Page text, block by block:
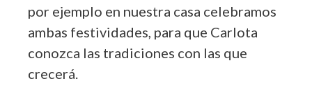
por ejemplo en nuestra casa celebramos
ambas festividades, para que Carlota
conozca las tradiciones con las que
crecerá.